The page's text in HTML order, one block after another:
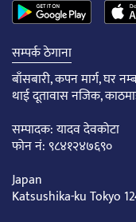
सम्पर्क ठेगाना
बाँसबारी, कपन मार्ग, घर
थाई दूतावास नजिक,
सम्पादक: यादव देवकोटा
फोन नं: ९८४१२४७६९०
Japan
Katsushika-ku Tokyo